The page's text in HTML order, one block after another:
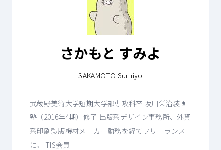
さかもと すみよ
SAKAMOTO Sumiyo
武蔵野美術大学短期大学部専攻科卒 坂川栄治装画
塾（2016年4期）修了 出版系デザイン事務所、外資
系印刷製版機材メーカー勤務を経てフリーランス
に。 TIS会員